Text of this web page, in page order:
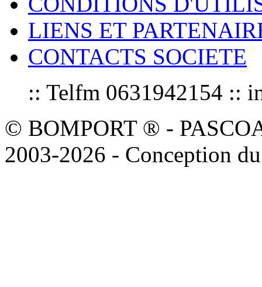
LIENS ET
CONTACTS SOCIETE
:: Telfm 0631942154 ::
© BOMPORT ® -
2003-2026 - Conception